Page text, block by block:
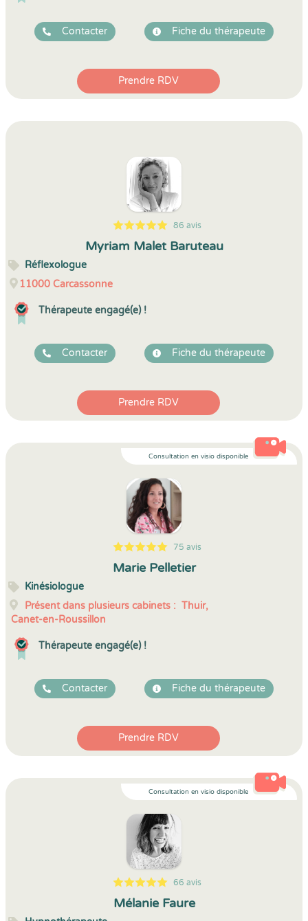
Contacter Fiche du thérapeute
Prendre RDV
5
1
5
86 86 avis
Myriam Malet Baruteau
Réflexologue
11000 Carcassonne
Thérapeute engagé(e) !
Contacter Fiche du thérapeute
Prendre RDV
Consultation en visio disponible
5
1
5
75 75 avis
Marie Pelletier
Kinésiologue
Présent dans plusieurs cabinets : Thuir,
Canet-en-Roussillon
Thérapeute engagé(e) !
Contacter Fiche du thérapeute
Prendre RDV
Consultation en visio disponible
5
1
5
66 66 avis
Mélanie Faure